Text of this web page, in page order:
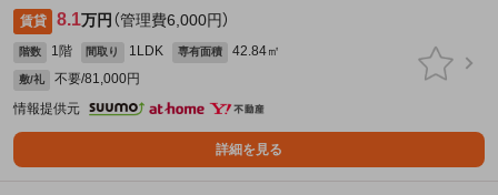
賃貸 8.1万円 （管理費6,000円）
階数 1階 間取り 1LDK 専有面積 42.84㎡
敷/礼
不要/81,000円
情報提供元
詳細を見る